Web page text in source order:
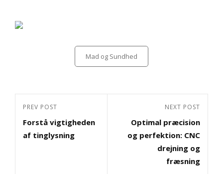
Categories
Mad og Sundhed
Indlægsnavigation
Previous
Post
PREV POST
Forstå vigtigheden
af tinglysning
Post
NEXT POST
Optimal præcision
og perfektion: CNC
drejning og
fræsning